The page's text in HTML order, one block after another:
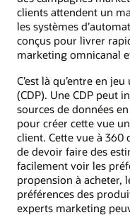
clients attendent un
les systèmes
conçus pour livrer
marketing omnicanal
C’est là qu’entre en
(CDP). Une CDP peut
sources de données
pour créer cette vue
client. Cette vue à
de devoir faire des
facilement voir les
propension à acheter,
préférences des
experts marketing